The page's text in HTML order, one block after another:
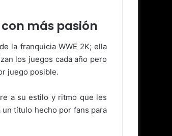
más pasión
la franquicia WWE 2K; ella
los juegos cada año pero
juego posible.
a su estilo y ritmo que les
título hecho por fans para